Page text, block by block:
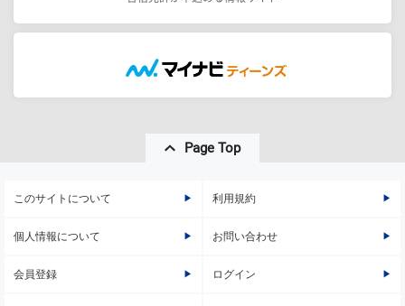
Page Top
このサイトについて 利用規約
個人情報について お問い合わせ
会員登録 ログイン